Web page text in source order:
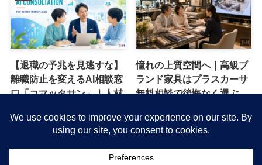
【退職の予兆を見逃すな】
離職防止を変えるAI相談窓
口「コマッタサン」｜人材
2026-07-16 働き方改革 1
憧れの上質空間へ｜高級ブ
ランド家具はプラスカーサ
無料相談で後悔なく選ぶ
1